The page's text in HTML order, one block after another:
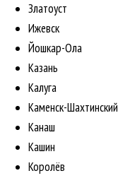
Златоуст
Ижевск
Йошкар-Ола
Казань
Калуга
Каменск-Шахтинский
Канаш
Кашин
Королёв